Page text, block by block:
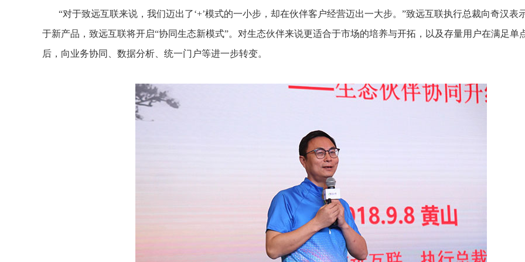
“对于致远互联来说，我们迈出了‘+’模式的一小步，却在伙伴客户经营迈出一大步。”致远互联执行总裁向奇汉表
于新产品，致远互联将开启“协同生态新模式”。对生态伙伴来说更适合于市场的培养与开拓，以及存量用户在满足单
后，向业务协同、数据分析、统一门户等进一步转变。